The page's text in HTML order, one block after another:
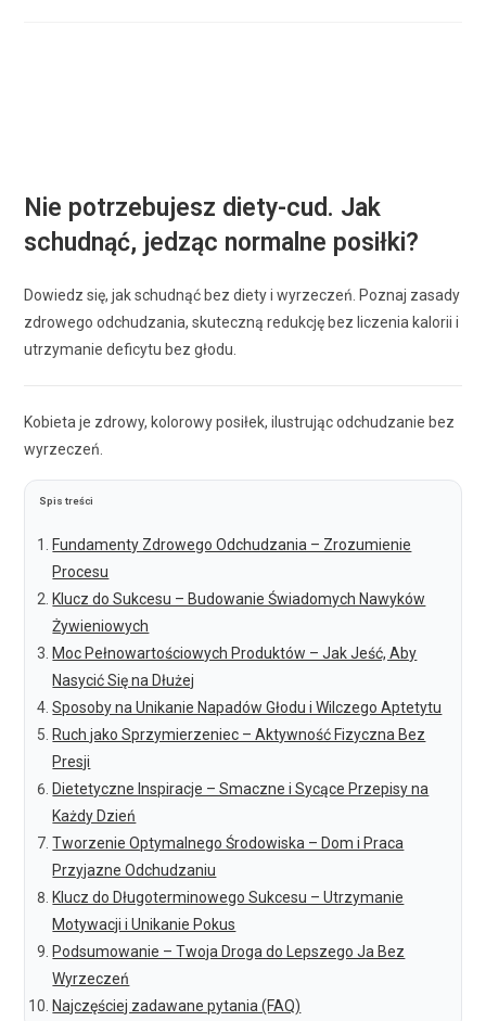
Nie potrzebujesz diety-cud. Jak
schudnąć, jedząc normalne posiłki?
Dowiedz się, jak schudnąć bez diety i wyrzeczeń. Poznaj zasady
zdrowego odchudzania, skuteczną redukcję bez liczenia kalorii i
utrzymanie deficytu bez głodu.
Kobieta je zdrowy, kolorowy posiłek, ilustrując odchudzanie bez
wyrzeczeń.
Spis treści
Fundamenty Zdrowego Odchudzania – Zrozumienie
Procesu
Klucz do Sukcesu – Budowanie Świadomych Nawyków
Żywieniowych
Moc Pełnowartościowych Produktów – Jak Jeść, Aby
Nasycić Się na Dłużej
Sposoby na Unikanie Napadów Głodu i Wilczego Aptetytu
Ruch jako Sprzymierzeniec – Aktywność Fizyczna Bez
Presji
Dietetyczne Inspiracje – Smaczne i Sycące Przepisy na
Każdy Dzień
Tworzenie Optymalnego Środowiska – Dom i Praca
Przyjazne Odchudzaniu
Klucz do Długoterminowego Sukcesu – Utrzymanie
Motywacji i Unikanie Pokus
Podsumowanie – Twoja Droga do Lepszego Ja Bez
Wyrzeczeń
Najczęściej zadawane pytania (FAQ)